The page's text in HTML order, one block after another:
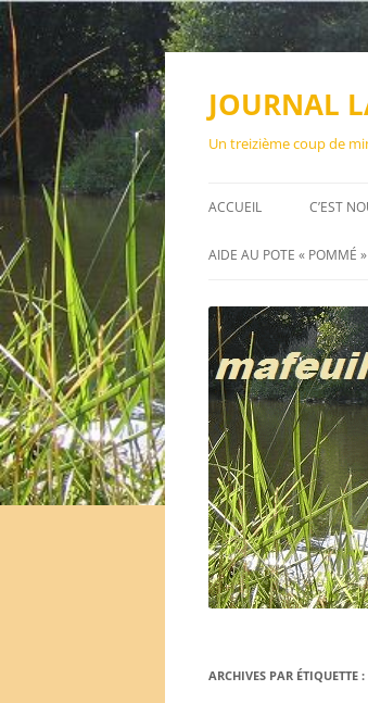
Aller
JOURNAL
Un treizième coup de
ACCUEIL C’EST
AIDE AU POTE « POMMÉ »
ARCHIVES PAR ÉTIQUETTE :